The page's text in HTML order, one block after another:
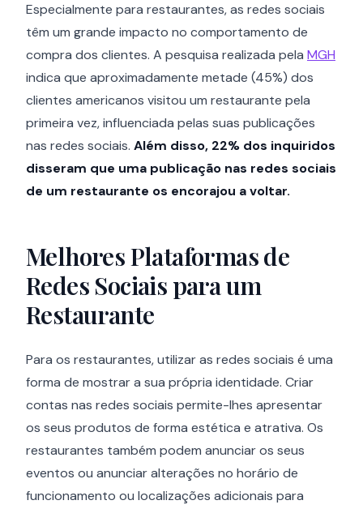
Especialmente para restaurantes, as redes sociais
têm um grande impacto no comportamento de
compra dos clientes. A pesquisa realizada pela MGH
indica que aproximadamente metade (45%) dos
clientes americanos visitou um restaurante pela
primeira vez, influenciada pelas suas publicações
nas redes sociais. Além disso, 22% dos inquiridos
disseram que uma publicação nas redes sociais
de um restaurante os encorajou a voltar.
Melhores Plataformas de
Redes Sociais para um
Restaurante
Para os restaurantes, utilizar as redes sociais é uma
forma de mostrar a sua própria identidade. Criar
contas nas redes sociais permite-lhes apresentar
os seus produtos de forma estética e atrativa. Os
restaurantes também podem anunciar os seus
eventos ou anunciar alterações no horário de
funcionamento ou localizações adicionais para